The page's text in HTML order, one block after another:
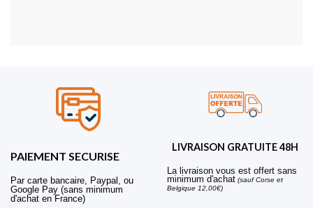
PAIEMENT SECURISE
Par carte bancaire, Paypal, ou
Google Pay (sans minimum
d'achat en France)
LIVRAISON GRATUITE 48H
La livraison vous est offert sans
minimum d'achat (sauf Corse et
Belgique 12,00€)